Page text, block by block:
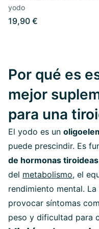
yodo
19,90 €
Por qué es
mejor
para una
El yodo es un
puede prescindir. Es
de hormonas tiroideas
del metabolismo, el
rendimiento mental.
provocar síntomas
peso y dificultad para